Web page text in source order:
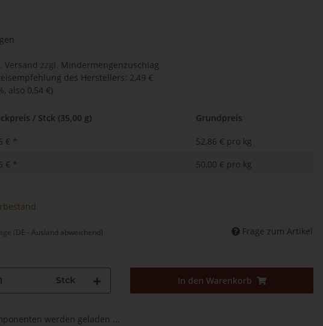
Versand zzgl.
Mindermengenzuschlag
des Herstellers: 2,49 €
, also 0,54 €)
/ Stck (35,00 g) Grundpreis
€ *
52,86 € pro kg
€ * 50,00 € pro kg
(DE - Ausland abweichend) Frage zum Artikel
Stck In den Warenkorb
werden geladen ...